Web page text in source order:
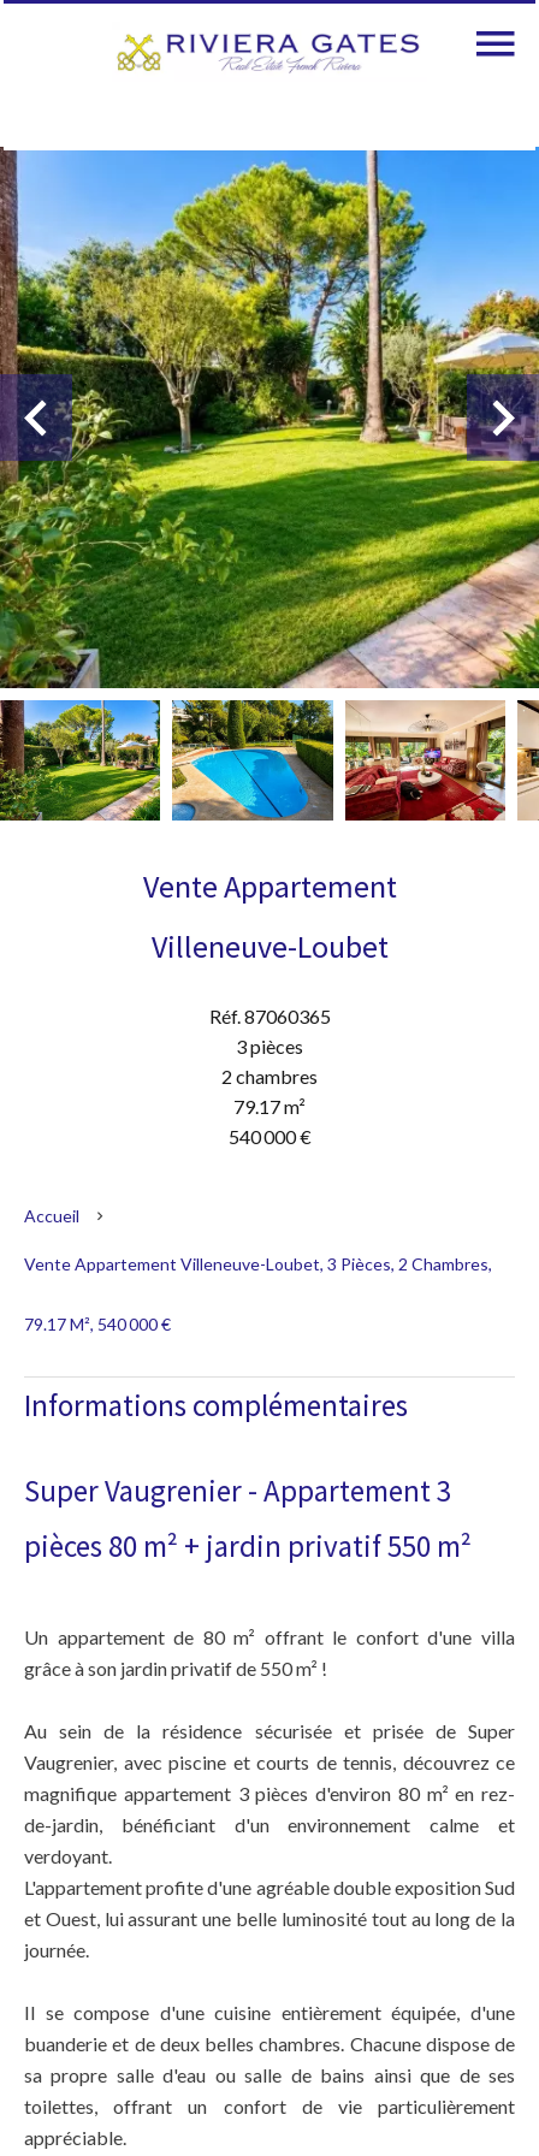
Vente Appartement
Villeneuve-Loubet
Réf. 87060365
3 pièces
2 chambres
79.17 m²
540 000 €
Accueil
Vente Appartement Villeneuve-Loubet, 3 Pièces, 2 Chambres,
79.17 M², 540 000 €
Informations complémentaires
Super Vaugrenier - Appartement 3
pièces 80 m² + jardin privatif 550 m²
Un appartement de 80 m² offrant le confort d'une villa
grâce à son jardin privatif de 550 m² !
Au sein de la résidence sécurisée et prisée de Super
Vaugrenier, avec piscine et courts de tennis, découvrez ce
magnifique appartement 3 pièces d'environ 80 m² en rez-
de-jardin, bénéficiant d'un environnement calme et
verdoyant.
L'appartement profite d'une agréable double exposition Sud
et Ouest, lui assurant une belle luminosité tout au long de la
journée.
Il se compose d'une cuisine entièrement équipée, d'une
buanderie et de deux belles chambres. Chacune dispose de
sa propre salle d'eau ou salle de bains ainsi que de ses
toilettes, offrant un confort de vie particulièrement
appréciable.